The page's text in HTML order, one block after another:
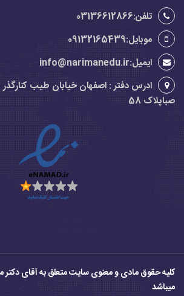
تلفن:03136612866
موبایل:09132165439
ایمیل:info@narimanedu.ir
صباپلاک 58
کلیه حقوق مادی و معنوی سایت متعلق به آقای دکتر
میباشد